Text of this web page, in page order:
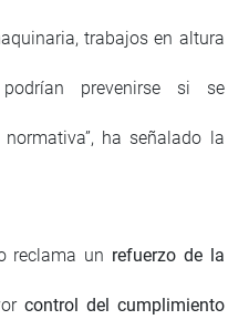
trabajos en altura
prevenirse si se
ha señalado la
reclama un refuerzo de la
control del cumplimiento